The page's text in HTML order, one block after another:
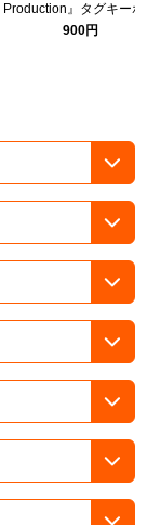
Production』タグキーホ
ダー
900円